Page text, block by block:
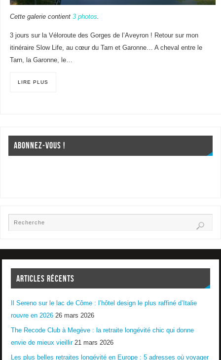
Cette galerie contient 3 photos
3 jours sur la Véloroute des Gorges de l’Aveyron ! Retour sur mon
itinéraire Slow Life, au cœur du Tarn et Garonne… A cheval entre le
Tarn, la Garonne, le…
LIRE PLUS
ABONNEZ-VOUS !
ARTICLES RÉCENTS
Il Sereno sur le lac de Côme : l’hôtel design le plus raffiné d’Italie
rouvre en 2026 26 mars 2026
The Recode Club à Megève : la retraite longévité chic qui donne
envie de mieux vieillir 21 mars 2026
Les plus belles retraites longévité en Europe : 5 adresses où voyager